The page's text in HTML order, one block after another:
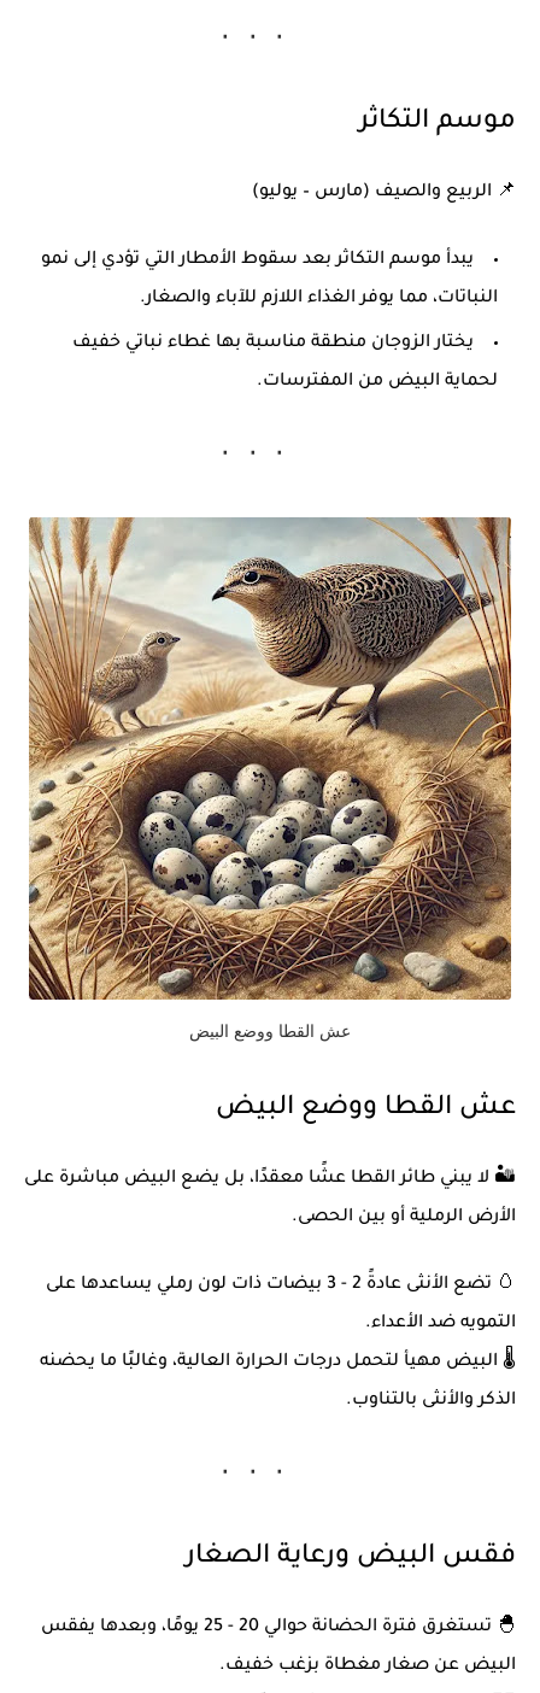
موسم التكاثر
📌 الربيع والصيف (مارس – يوليو)
يبدأ موسم التكاثر بعد سقوط الأمطار التي تؤدي إلى نمو
النباتات، مما يوفر الغذاء اللازم للآباء والصغار.
يختار الزوجان منطقة مناسبة بها غطاء نباتي خفيف
لحماية البيض من المفترسات.
عش القطا ووضع البيض
عش القطا ووضع البيض
🏜️ لا يبني طائر القطا عشًا معقدًا، بل يضع البيض مباشرة على
الأرض الرملية أو بين الحصى.
🥚 تضع الأنثى عادةً 2 - 3 بيضات
ذات لون رملي يساعدها على
التمويه ضد الأعداء.
🌡️ البيض مهيأ لتحمل درجات الحرارة العالية، وغالبًا ما يحضنه
الذكر والأنثى بالتناوب.
فقس البيض ورعاية الصغار
🐣 تستغرق فترة الحضانة حوالي 20 - 25 يومًا
، وبعدها يفقس
البيض عن صغار مغطاة بزغب خفيف.